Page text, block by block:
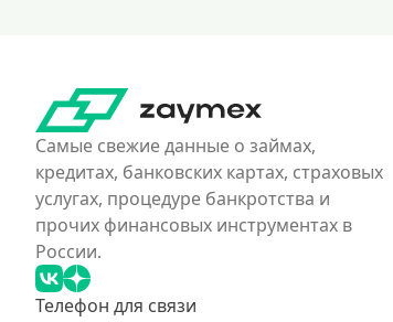
Самые свежие данные о займах,
кредитах, банковских картах, страховых
услугах, процедуре банкротства и
прочих финансовых инструментах в
России.
Телефон для связи